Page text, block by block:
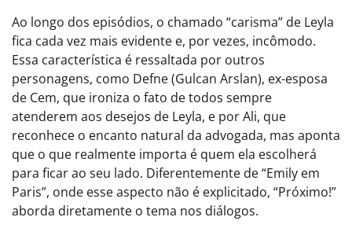
Ao longo dos episódios, o chamado “carisma” de Leyla
fica cada vez mais evidente e, por vezes, incômodo.
Essa característica é ressaltada por outros
personagens, como Defne (Gulcan Arslan), ex-esposa
de Cem, que ironiza o fato de todos sempre
atenderem aos desejos de Leyla, e por Ali, que
reconhece o encanto natural da advogada, mas aponta
que o que realmente importa é quem ela escolherá
para ficar ao seu lado. Diferentemente de “Emily em
Paris”, onde esse aspecto não é explicitado, “Próximo!”
aborda diretamente o tema nos diálogos.